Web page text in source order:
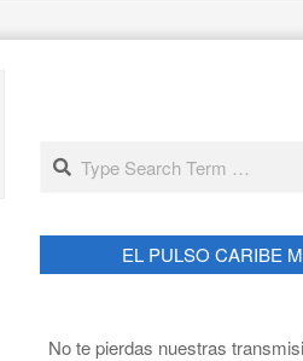
Search
EL PULSO CARIBE
No te pierdas nuestras